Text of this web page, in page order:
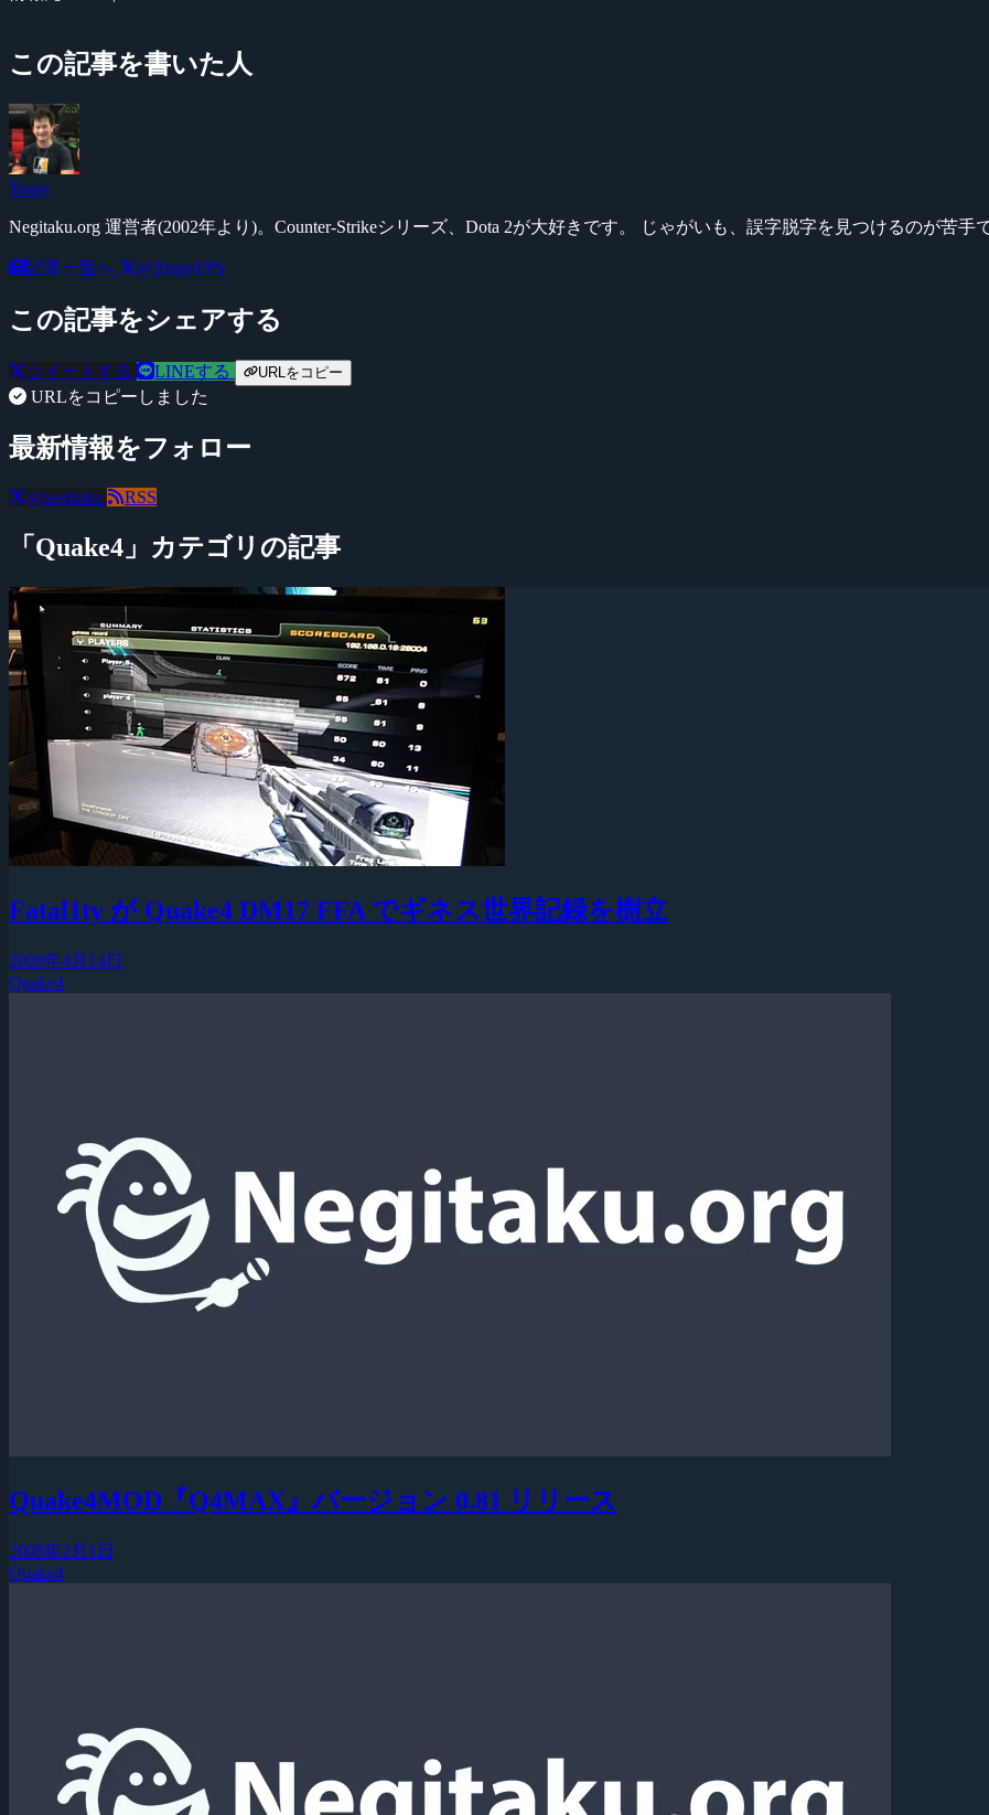
この記事を書いた人
Yossy
Negitaku.org 運営者(2002年より)。Counter-Strikeシリーズ、Dota 2が大好きです。 じゃがいも、誤字脱字を見つけるのが苦
記事一覧へ @YossyFPS
この記事をシェアする
ツイートする LINEする URLをコピー
URLをコピーしました
最新情報をフォロー
@negitaku RSS
「Quake4」カテゴリの記事
Fatal1ty が Quake4 DM17 FFA でギネス世界記録を樹立
2009年4月14日
Quake4
Quake4MOD『Q4MAX』バージョン 0.81 リリース
2008年2月1日
Quake4